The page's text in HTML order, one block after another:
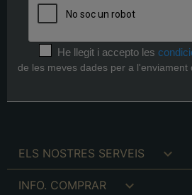
He llegit i accepto les
de les meves dades per a l'enviament
ELS NOSTRES SERVEIS 
INFO. COMPRAR 